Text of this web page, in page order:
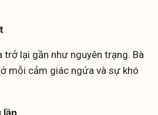
trở lại gần như nguyên trạng. Bà
mỗi cảm giác ngứa và sự khó
lần